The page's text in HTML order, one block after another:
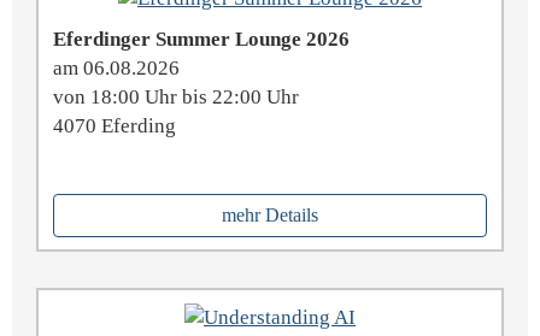
Eferdinger Summer Lounge 2026
am 06.08.2026
von 18:00 Uhr bis 22:00 Uhr
4070 Eferding
mehr Details